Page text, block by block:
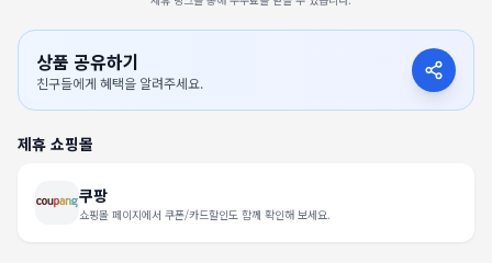
상품 공유하기
친구들에게 혜택을 알려주세요.
제휴 쇼핑몰
쿠팡
쇼핑몰 페이지에서 쿠폰/카드할인도 함께 확인해 보세요.